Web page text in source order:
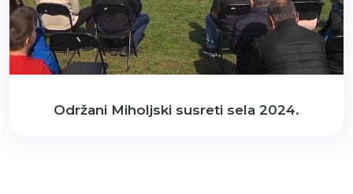
Održani Miholjski susreti sela 2024.